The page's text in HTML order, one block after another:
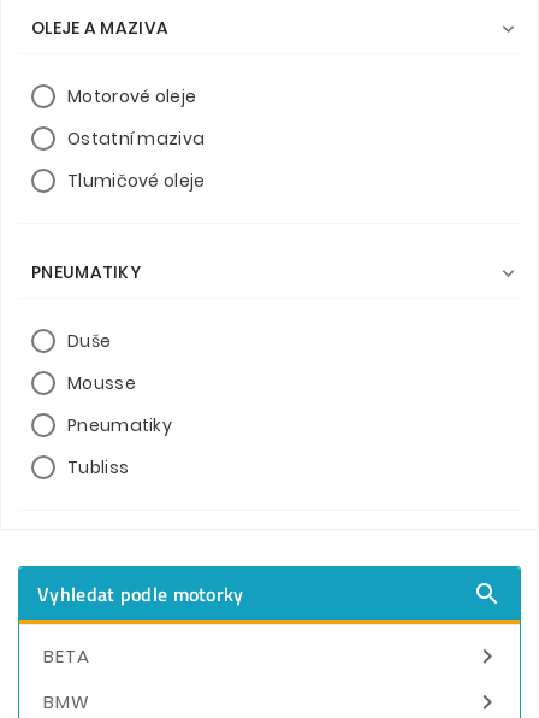
OLEJE A MAZIVA 
Motorové oleje
Ostatní maziva
Tlumičové oleje
PNEUMATIKY 
Duše
Mousse
Pneumatiky
Tubliss
Vyhledat podle motorky 
BETA 
BMW 